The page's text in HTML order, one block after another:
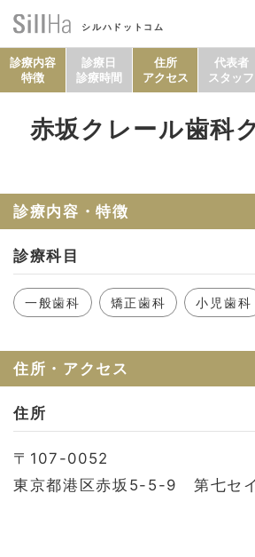
シルハドットコム
セルフチェッ
診療内容
特徴
診療日
診療時間
住所
アクセス
代表者
スタッフ
赤坂クレール歯科
診療内容・特徴
診療科目
一般歯科 矯正歯科 小児歯科
住所・アクセス
住所
〒107-0052
東京都港区赤坂5-5-9 第七セ